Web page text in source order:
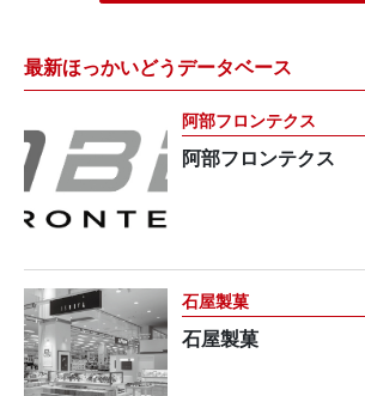
最新ほっかいどうデータベース
阿部フロンテクス
阿部フロンテクス
石屋製菓
石屋製菓